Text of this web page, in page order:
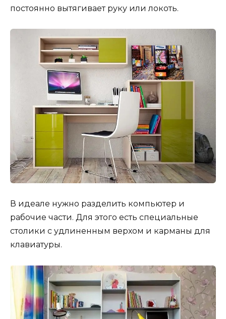
постоянно вытягивает руку или локоть.
В идеале нужно разделить компьютер и
рабочие части. Для этого есть специальные
столики с удлиненным верхом и карманы для
клавиатуры.